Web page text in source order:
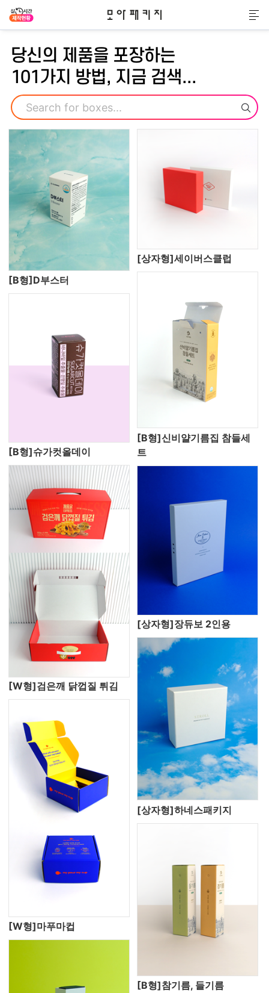
모아패키지
메
당신의 제품을 포장하는
101가지 방법, 지금 검색...
검색
[B형]D부스터
[상자형]세이버스클럽
[B형]슈가컷올데이
[B형]신비얄기름집 참들세
트
[W형]검은깨 닭껍질 튀김
[상자형]장듀보 2인용
[W형]마푸마컵
[상자형]하네스패키지
[B형]참기름, 들기름